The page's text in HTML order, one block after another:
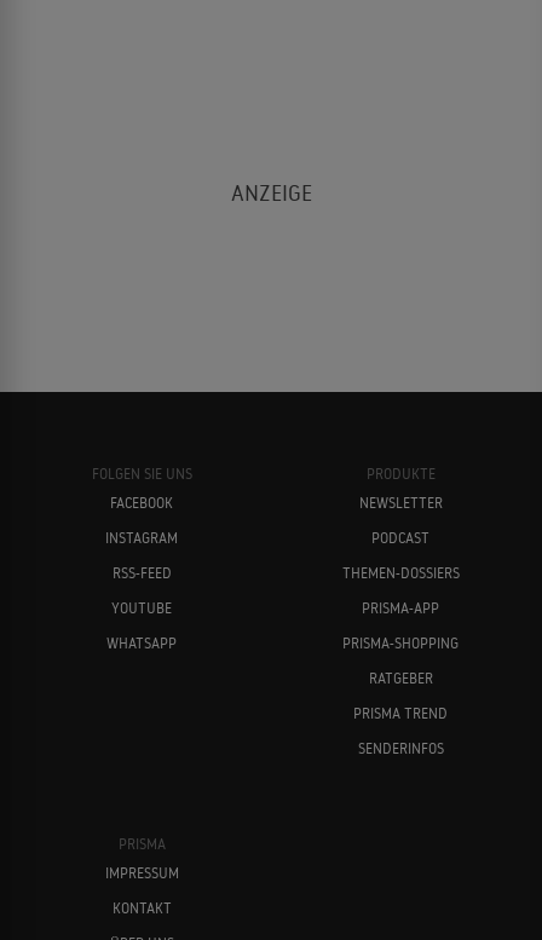
FOLGEN SIE UNS
FACEBOOK
INSTAGRAM
RSS-FEED
YOUTUBE
WHATSAPP
PRODUKTE
NEWSLETTER
PODCAST
THEMEN-DOSSIERS
PRISMA-APP
PRISMA-SHOPPING
RATGEBER
PRISMA TREND
SENDERINFOS
PRISMA
IMPRESSUM
KONTAKT